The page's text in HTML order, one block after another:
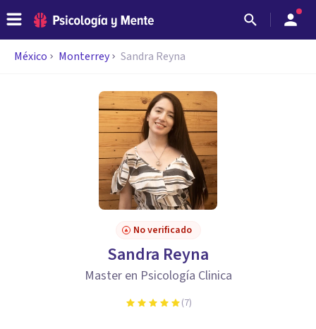
México Monterrey Sandra Reyna
No verificado
Sandra Reyna
Master en Psicología Clinica
(7)